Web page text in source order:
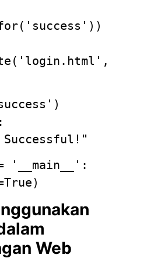
'success' ))
'login.html' ,
)
Successful!"
'__main__' :
True)
Web